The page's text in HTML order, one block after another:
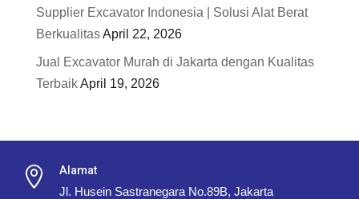
Supplier Excavator Indonesia | Solusi Alat Berat
BerkualitasApril 22, 2026
Jual Excavator Murah di Jakarta dengan Kualitas
TerbaikApril 19, 2026
 Alamat
Jl. Husein Sastranegara No.89B, Jakarta